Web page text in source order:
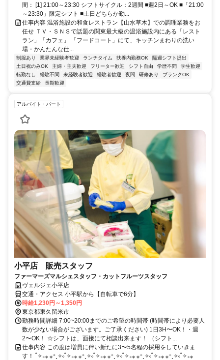
歓迎！
間： [1] 21:00～23:30 シフトサイクル：2週間 ■週2日～OK ■「21:00
～23:30」限定シフト ■土日どちらか勤...
仕事内容 温浴施設の和食レストラン【山水草木】での調理業務をお
任せ ＴＶ・ＳＮＳで話題の関東最大級の温浴施設内にある「レスト
ラン」「カフェ」 「フードコート」にて、キッチンまわりの洗い
場・かんたんな仕...
制服あり 業界未経験者歓迎 ランチタイム 扶養内勤務OK
隔週シフト提出
土日祝のみOK
主婦・主夫歓迎 フリーター歓迎 シフト自由 学歴不問
学生歓迎
転勤なし
経験不問 未経験者歓迎 経験者歓迎 夜間 研修あり
ブランクOK
交通費支給
長期歓迎
アルバイト・パート
小平店 販売スタッフ
ファーマーズマルシェスタッフ・カットフルーツスタッフ
ヴェルジェ小平店
交通・アクセス 小平駅から【自転車で6分】
時給1,230円～1,350円
東京都東久留米市
勤務時間詳細 7:00~20:00までのご希望の時間帯 (時間帯により必要人
数が少ない場合がございます。ご了承ください) 1日3H〜OK！・週
2〜OK！ ☆シフトは、面接にて相談出来ます！ （シフト...
仕事内容 この度は増員に伴い新たに3〜5名程の採用をしていきま
す！ ˚✧₊⁎ ⁎⁺˳✧༚˚✧₊⁎ ⁎⁺˳✧༚˚✧₊⁎ ⁎⁺˳✧༚˚✧₊⁎ ⁎⁺˳✧༚˚✧₊⁎ ⁎⁺˳✧༚˚✧₊⁎